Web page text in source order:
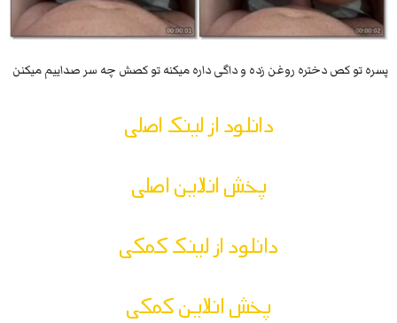
پسره تو کص دختره روغن زده و داگی داره میکنه تو کصش چه سر صداییم میکنن
دانلود از لینک اصلی
پخش انلاین اصلی
دانلود از لینک کمکی
پخش انلاین کمکی